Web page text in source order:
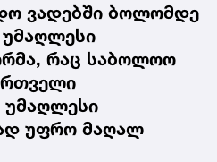
ვადებში ბოლომდე
უმაღლესი
რაც საბოლოო
უმაღლესი
უფრო მაღალ